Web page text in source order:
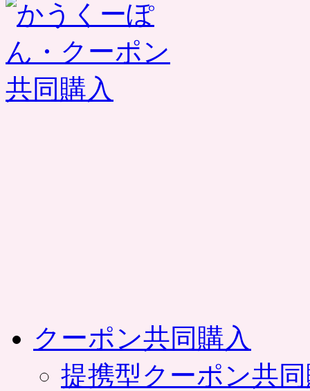
クーポン共同購入
提携型クーポン共